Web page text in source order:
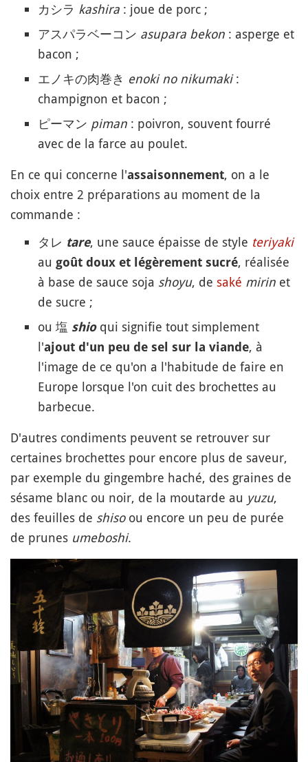
カシラ kashira : joue de porc ;
アスパラベーコン asupara bekon : asperge et
bacon ;
エノキの肉巻き enoki no nikumaki:
champignon et bacon ;
ピーマン piman : poivron, souvent fourré
avec de la farce au poulet.
En ce qui concerne l'assaisonnement, on a le
choix entre 2 préparations au moment de la
commande :
タレ tare, une sauce épaisse de style teriyaki
au goût doux et légèrement sucré, réalisée
à base de sauce soja shoyu, de saké mirin et
de sucre ;
ou 塩 shioqui signifie tout simplement
l'ajout d'un peu de sel sur la viande, à
l'image de ce qu'on a l'habitude de faire en
Europe lorsque l'on cuit des brochettes au
barbecue.
D'autres condiments peuvent se retrouver sur
certaines brochettes pour encore plus de saveur,
par exemple du gingembre haché, des graines de
sésame blanc ou noir, de la moutarde au yuzu,
des feuilles de shisoou encore un peu de purée
de prunes umeboshi.